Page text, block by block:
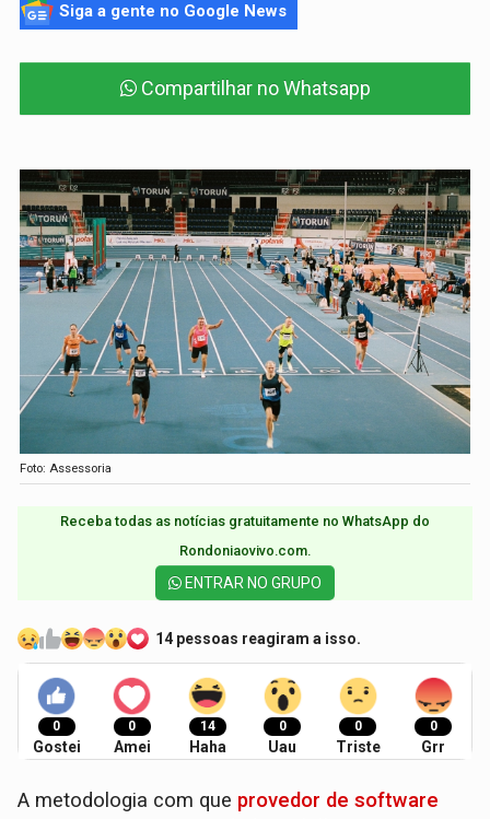
Siga a gente no Google News
Compartilhar no Whatsapp
Foto: Assessoria
Receba todas as notícias gratuitamente no WhatsApp do
Rondoniaovivo.com.​
ENTRAR NO GRUPO
14 pessoas reagiram a isso.
0
Gostei
0
Amei
14
Haha
0
Uau
0
Triste
0
Grr
A metodologia com que provedor de software